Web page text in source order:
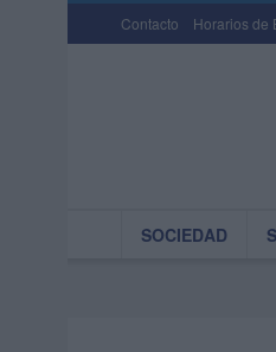
Contacto Horarios de
SOCIEDAD